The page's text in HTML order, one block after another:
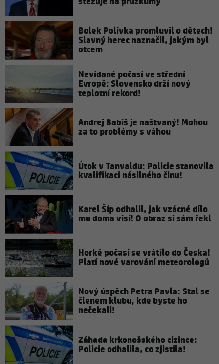
Bolek Polívka promluvil o dětech!
Slavný herec naznačil, jakým byl
otcem
Nevídané počasí ve střední
Evropě: Slovensko drží nový
teplotní rekord!
Andrej Babiš je naštvaný! Mohou
za to problémy s váhou
Útok v Tanvaldu: Policie stanovila
kvalifikaci násilného činu!
Karel Šíp odhalil, jak vzácné dílo
mu doma visí! O obraz si sám řekl
Horké počasí se vrátilo do Česka!
Platí nové varování meteorologů
Nový úspěch Petra Pavla: Stal se
členem klubu, kde byste ho
nečekali!
Záhada krkonošského cizince:
Policie odhalila, co zjistila!